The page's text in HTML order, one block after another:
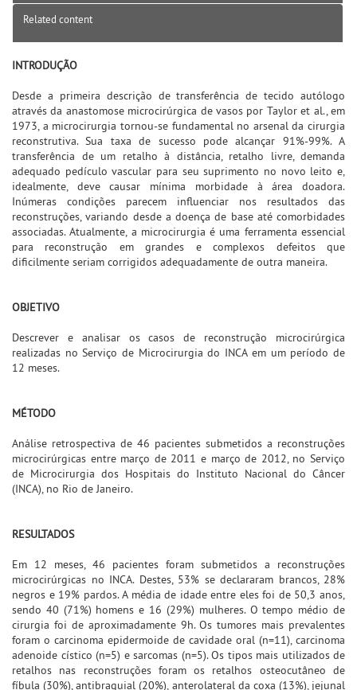
Related content
INTRODUÇÃO
Desde a primeira descrição de transferência de tecido autólogo
através da anastomose microcirúrgica de vasos por Taylor et al., em
1973, a microcirurgia tornou-se fundamental no arsenal da cirurgia
reconstrutiva. Sua taxa de sucesso pode alcançar 91%-99%. A
transferência de um retalho à distância, retalho livre, demanda
adequado pedículo vascular para seu suprimento no novo leito e,
idealmente, deve causar mínima morbidade à área doadora.
Inúmeras condições parecem influenciar nos resultados das
reconstruções, variando desde a doença de base até comorbidades
associadas. Atualmente, a microcirurgia é uma ferramenta essencial
para reconstrução em grandes e complexos defeitos que
dificilmente seriam corrigidos adequadamente de outra maneira.
OBJETIVO
Descrever e analisar os casos de reconstrução microcirúrgica
realizadas no Serviço de Microcirurgia do INCA em um período de
12 meses.
MÉTODO
Análise retrospectiva de 46 pacientes submetidos a reconstruções
microcirúrgicas entre março de 2011 e março de 2012, no Serviço
de Microcirurgia dos Hospitais do Instituto Nacional do Câncer
(INCA), no Rio de Janeiro.
RESULTADOS
Em 12 meses, 46 pacientes foram submetidos a reconstruções
microcirúrgicas no INCA. Destes, 53% se declararam brancos, 28%
negros e 19% pardos. A média de idade entre eles foi de 50,3 anos,
sendo 40 (71%) homens e 16 (29%) mulheres. O tempo médio de
cirurgia foi de aproximadamente 9h. Os tumores mais prevalentes
foram o carcinoma epidermoide de cavidade oral (n=11), carcinoma
adenoide cístico (n=5) e sarcomas (n=5). Os tipos mais utilizados de
retalhos nas reconstruções foram os retalhos osteocutâneo de
fíbula (30%), antibraquial (20%), anterolateral da coxa (13%), jejunal